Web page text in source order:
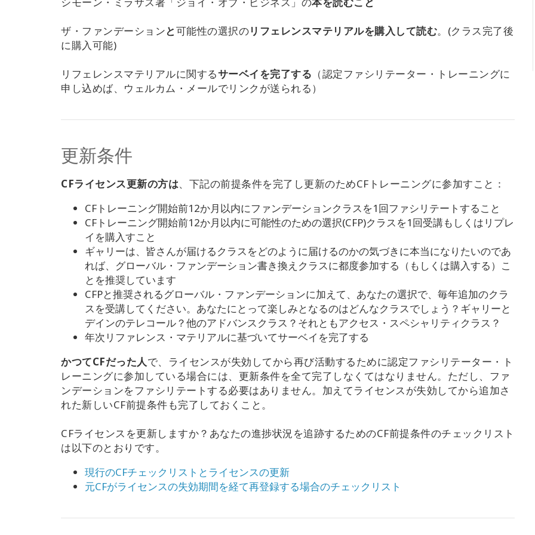
ザ・ファンデーションと可能性の選択のリフェレンスマテリアルを購入して読む。(クラス完了後
に購入可能)
リフェレンスマテリアルに関するサーベイを完了する （認定ファシリテーター・トレーニングに
申し込めば、ウェルカム・メールでリンクが送られる）
更新条件
CFライセンス更新の方は、下記の前提条件を完了し更新のためCFトレーニングに参加すこと：
CFトレーニング開始前12か月以内にファンデーションクラスを1回ファシリテートすること
CFトレーニング開始前12か月以内に可能性のための選択(CFP)クラスを1回受講もしくはリプレ
イを購入すこと
ギャリーは、皆さんが届けるクラスをどのように届けるのかの気づきに本当になりたいのであ
れば、グローバル・ファンデーション書き換えクラスに都度参加する（もしくは購入する）こ
とを推奨しています
CFPと推奨されるグローバル・ファンデーションに加えて、あなたの選択で、毎年追加のクラ
スを受講してください。あなたにとって楽しみとなるのはどんなクラスでしょう？ギャリーと
デインのテレコール？他のアドバンスクラス？それともアクセス・スペシャリティクラス？
年次リファレンス・マテリアルに基づいてサーベイを完了する
かつてCFだった人で、ライセンスが失効してから再び活動するために認定ファシリテーター・ト
レーニングに参加している場合には、更新条件を全て完了しなくてはなりません。ただし、ファ
ンデーションをファシリテートする必要はありません。加えてライセンスが失効してから追加さ
れた新しいCF前提条件も完了しておくこと。
CFライセンスを更新しますか？あなたの進捗状況を追跡するためのCF前提条件のチェックリスト
は以下のとおりです。
現行のCFチェックリストとライセンスの更新
元CFがライセンスの失効期間を経て再登録する場合のチェックリスト